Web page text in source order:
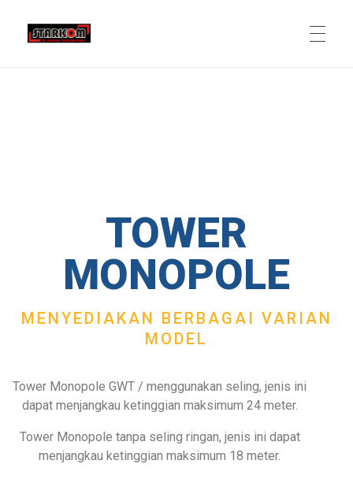
TOWER
MONOPOLE
MENYEDIAKAN BERBAGAI VARIAN
MODEL
Tower Monopole GWT / menggunakan seling, jenis ini
dapat menjangkau ketinggian maksimum 24 meter.
Tower Monopole tanpa seling ringan, jenis ini dapat
menjangkau ketinggian maksimum 18 meter.